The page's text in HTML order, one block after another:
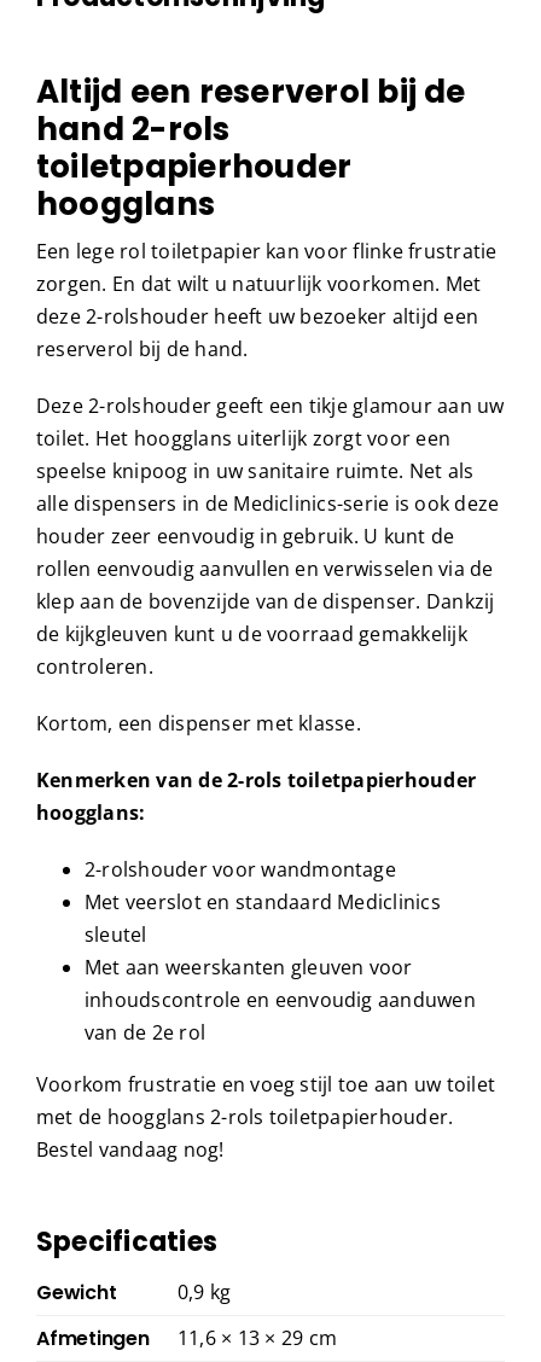
Altijd een reserverol bij de
hand 2-rols
toiletpapierhouder
hoogglans
Een lege rol toiletpapier kan voor flinke frustratie
zorgen. En dat wilt u natuurlijk voorkomen. Met
deze 2-rolshouder heeft uw bezoeker altijd een
reserverol bij de hand.
Deze 2-rolshouder geeft een tikje glamour aan uw
toilet. Het hoogglans uiterlijk zorgt voor een
speelse knipoog in uw sanitaire ruimte. Net als
alle dispensers in de Mediclinics-serie is ook deze
houder zeer eenvoudig in gebruik. U kunt de
rollen eenvoudig aanvullen en verwisselen via de
klep aan de bovenzijde van de dispenser. Dankzij
de kijkgleuven kunt u de voorraad gemakkelijk
controleren.
Kortom, een dispenser met klasse.
Kenmerken van de 2-rols toiletpapierhouder
hoogglans:
2-rolshouder voor wandmontage
Met veerslot en standaard Mediclinics
sleutel
Met aan weerskanten gleuven voor
inhoudscontrole en eenvoudig aanduwen
van de 2e rol
Voorkom frustratie en voeg stijl toe aan uw toilet
met de hoogglans 2-rols toiletpapierhouder.
Bestel vandaag nog!
Specificaties
Gewicht 0,9 kg
Afmetingen 11,6 × 13 × 29 cm